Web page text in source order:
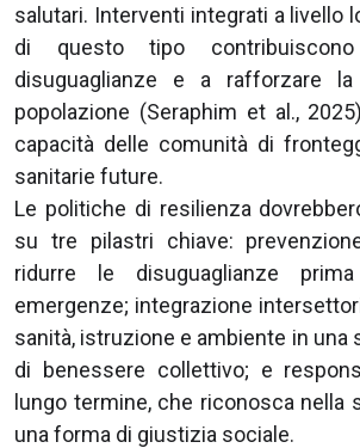
salutari. Interventi integrati a livello
di questo tipo
disuguaglianze e a rafforzare
popolazione (Seraphim et al.,
capacità delle comunità di
sanitarie future.
Le politiche di resilienza
su tre pilastri chiave:
ridurre le disuguaglianze
emergenze; integrazione
sanità, istruzione e ambiente in una
di benessere collettivo; e
lungo termine, che riconosca nella
una forma di giustizia sociale.